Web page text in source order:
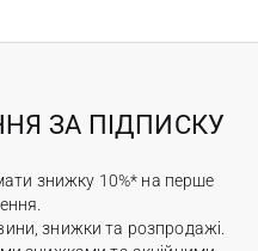
ЗА ПІДПИСКУ
знижку 10%* на перше
знижки та розпродажі.